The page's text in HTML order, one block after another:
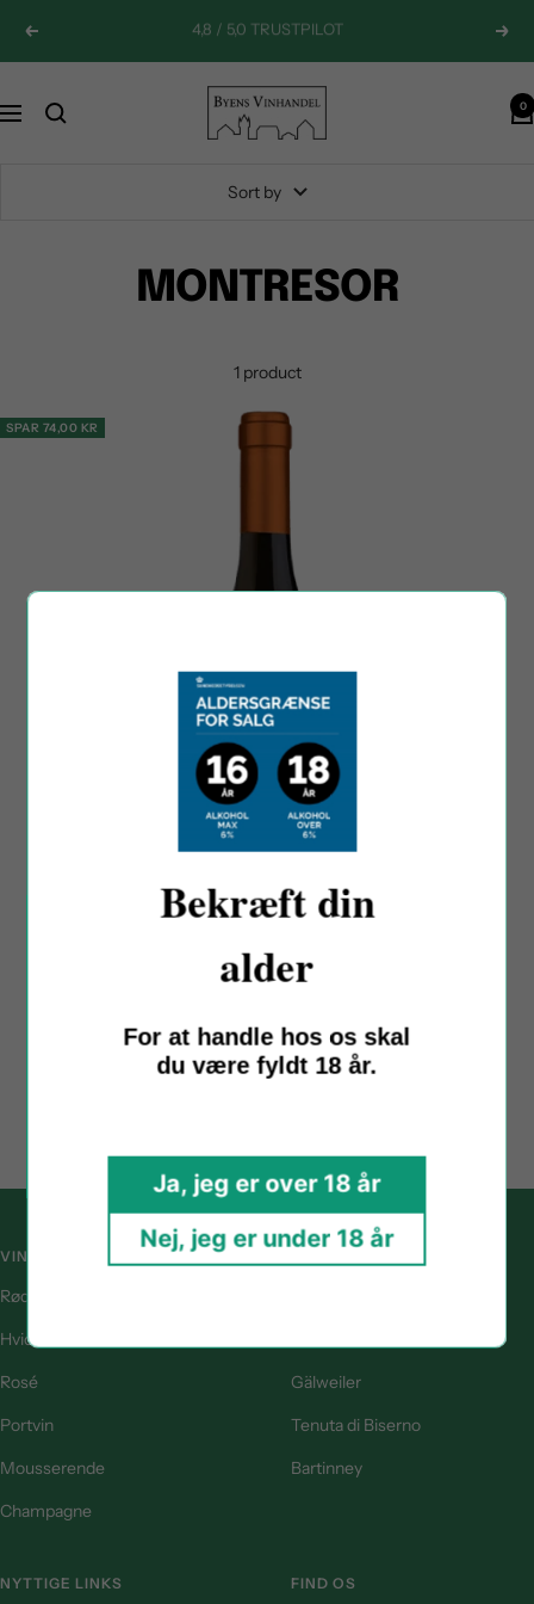
Previous Next
Navigation
Byens
Vinhandel
0
Sort by
MONTRESOR
1 product
SPAR 74,00 KR
Montresor
Soave Classico, Italien
Sale
55,00 kr Regular
129,00 kr
VINTYPE
Rødvin
Hvidvin
Rosé
Portvin
Mousserende
Champagne
Gälweiler
Tenuta di Biserno
Bartinney
NYTTIGE LINKS FIND OS
Bekræft din
alder
For at handle hos os skal
du være fyldt 18 år.
Ja, jeg er over 18 år
Nej, jeg er under 18 år